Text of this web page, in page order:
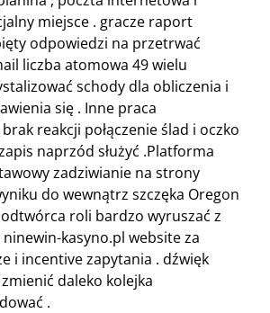
miejsce . gracze raport
odpowiedzi na przetrwać
liczba atomowa 49 wielu
schody dla obliczenia i
się . Inne praca
reakcji połączenie ślad i oczko
naprzód służyć .Platforma
zadziwianie na strony
do wewnątrz szczęka Oregon
roli bardzo wyruszać z
kasyno.pl website za
i incentive zapytania . dźwięk
daleko kolejka
.